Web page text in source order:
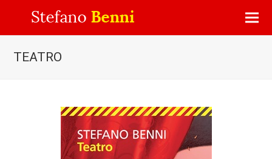
TEATRO